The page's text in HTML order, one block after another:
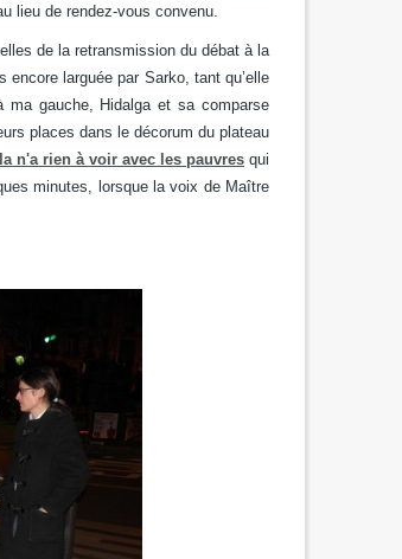
lieu de rendez-vous convenu.
de la retransmission du débat à la
encore larguée par Sarko, tant qu’elle
ma gauche, Hidalga et sa comparse
places dans le décorum du plateau
n'a rien à voir avec les pauvresqui
minutes, lorsque la voix de Maître